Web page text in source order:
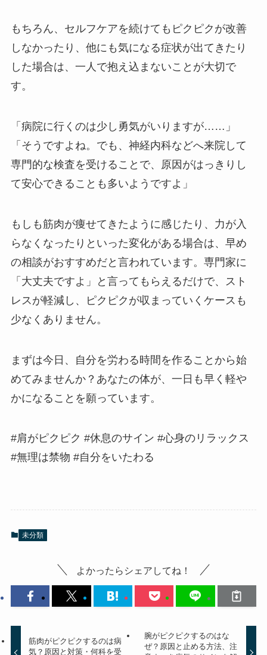
もちろん、セルフケアを続けてもピクピクが改善
しなかったり、他にも気になる症状が出てきたり
した場合は、一人で抱え込まないことが大切で
す。
「病院に行くのは少し勇気がいりますが……」
「そうですよね。でも、神経内科などへ来院して
専門的な検査を受けることで、原因がはっきりし
て安心できることも多いようですよ」
もしも筋肉が痩せてきたように感じたり、力が入
らなくなったりといった変化がある場合は、早め
の相談がおすすめだと言われています。専門家に
「大丈夫ですよ」と言ってもらえるだけで、スト
レスが軽減し、ピクピクが収まっていくケースも
少なくありません。
まずは今日、自分を労わる時間を作ることから始
めてみませんか？あなたの体が、一日も早く軽や
かになることを願っています。
#肩がピクピク #休息のサイン #心身のリラックス
#無理は禁物 #自分をいたわる
未分類
よかったらシェアしてね！
筋肉がピクピクするのは病
気？原因と対策・何科を受
腕がピクピクするのはな
ぜ？原因と止める方法、注